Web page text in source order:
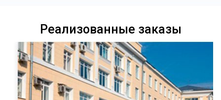
Реализованные заказы